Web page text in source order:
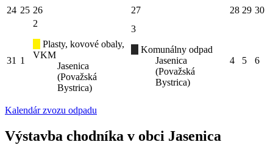
24 25 26 27 28 29 30
31 1
2
Plasty, kovové obaly,
VKM
Jasenica
(Považská
Bystrica)
3
Komunálny odpad
Jasenica
(Považská
Bystrica)
4 5 6
Kalendár zvozu odpadu
Výstavba chodníka v obci Jasenica